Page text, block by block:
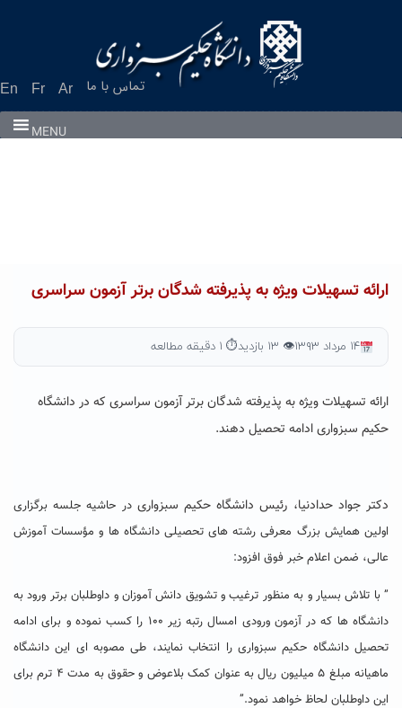
En Fr Ar تماس با ما
MENU
ارائه تسهیلات ویژه به پذیرفته شدگان برتر آزمون سراسری
۱۴ مرداد ۱۳۹۳ 👁 ۱۳ بازدید ⏱ ۱ دقیقه مطالعه
ارائه تسهیلات ویژه به پذیرفته شدگان برتر آزمون سراسری که در دانشگاه
حکیم سبزواری ادامه تحصیل دهند.
دکتر جواد حدادنیا، رئیس دانشگاه حکیم سبزواری در حاشیه جلسه برگزاری
اولین همایش بزرگ معرفی رشته های تحصیلی دانشگاه ها و مؤسسات آموزش
عالی، ضمن اعلام خبر فوق افزود:
” با تلاش بسیار و به منظور ترغیب و تشویق دانش آموزان و داوطلبان برتر ورود به
دانشگاه ها که در آزمون ورودی امسال رتبه زیر ۱۰۰ را کسب نموده و برای ادامه
تحصیل دانشگاه حکیم سبزواری را انتخاب نمایند، طی مصوبه ای این دانشگاه
ماهیانه مبلغ ۵ میلیون ریال به عنوان کمک بلاعوض و حقوق به مدت ۴ ترم برای
این داوطلبان لحاظ خواهد نمود.”